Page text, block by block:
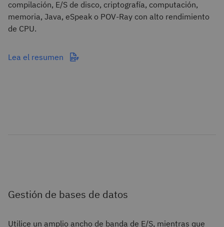
compilación, E/S de disco, criptografía, computación,
memoria, Java, eSpeak o POV-Ray con alto rendimiento
de CPU.
Lea el resumen
Gestión de bases de datos
Utilice un amplio ancho de banda de E/S, mientras que